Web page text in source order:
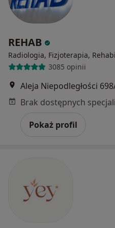
REHAB
Radiologia, Fizjoterapia,
3085 opinii
Aleja Niepodległości
Pokaż profil